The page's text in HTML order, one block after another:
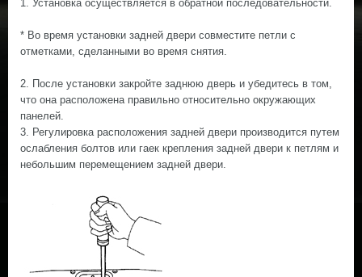
1. Установка осуществляется в обратной последовательности.
* Во время установки задней двери совместите петли с
отметками, сделанными во время снятия.
2. После установки закройте заднюю дверь и убедитесь в том,
что она расположена правильно относительно окружающих
панелей.
3. Регулировка расположения задней двери производится путем
ослабления болтов или гаек крепления задней двери к петлям и
небольшим перемещением задней двери.